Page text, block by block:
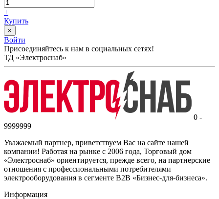
+
Купить
×
Войти
Присоединяйтесь к нам в социальных сетях!
ТД «Электроснаб»
0 -
9999999
Уважаемый партнер, приветствуем Вас на сайте нашей
компании! Работая на рынке с 2006 года, Торговый дом
«Электроснаб» ориентируется, прежде всего, на партнерские
отношения с профессиональными потребителями
электрооборудования в сегменте B2B «Бизнес-для-бизнеса».
Информация